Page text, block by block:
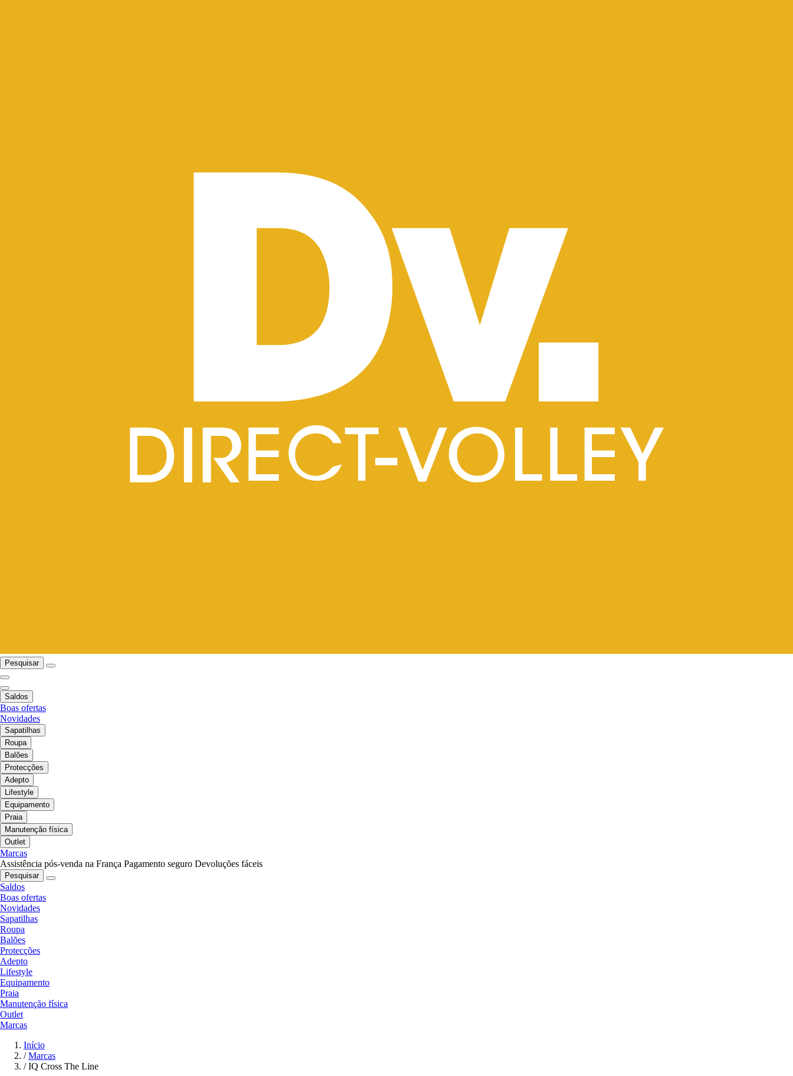
Pesquisar
Saldos
Boas ofertas
Novidades
Sapatilhas
Roupa
Balões
Protecções
Adepto
Lifestyle
Equipamento
Praia
Manutenção física
Outlet
Marcas
Assistência pós-venda na França Pagamento seguro Devoluções fáceis
Pesquisar
Saldos
Boas ofertas
Novidades
Sapatilhas
Roupa
Balões
Protecções
Adepto
Lifestyle
Equipamento
Praia
Manutenção física
Outlet
Marcas
Início
/ Marcas
/ IQ Cross The Line